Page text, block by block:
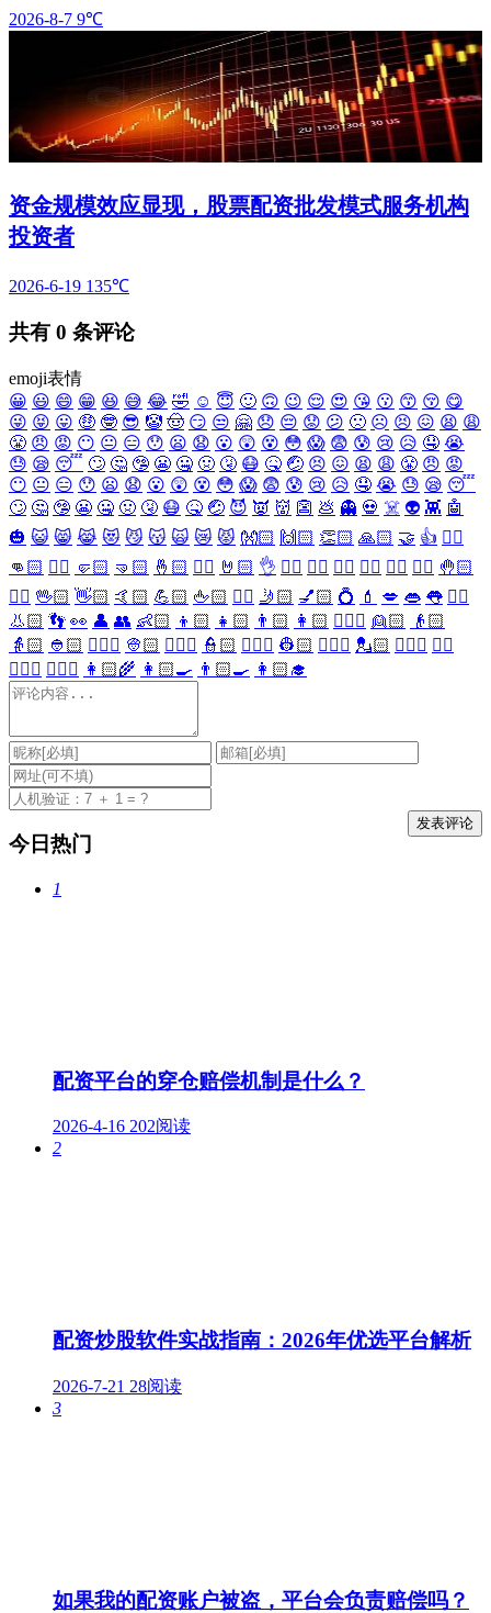
2026-8-7 9℃
资金规模效应显现，股票配资批发模式服务机构
投资者
2026-6-19 135℃
共有 0 条评论
emoji表情
😀 😃 😄 😁 😆 😅 😂 🤣 ☺️ 😇 🙂 🙃 😉 😌 😍 😘 😗 😙 😚 😋
😜 😝 😛 🤑 🤓 😎 🤡 🤠 😏 😒 🤗 😞 😔 😟 😕 🙁 ☹️ 😣 😖 😫 😩
😤 😠 😡 😶 😐 😑 😯 😦 😧 😮 😲 😵 😳 😱 😨 😰 😢 😥 🤤 😭
😓 😪 😴 🙄 🤔 🤥 😬 🤐 🤢 🤧 😷 🤒 🤕 😣 😖 😫 😩 😤 😠 😡
😶 😐 😑 😯 😦 😧 😮 😲 😵 😳 😱 😨 😰 😢 😥 🤤 😭 😓 😪 😴
🙄 🤔 🤥 😬 🤐 🤢 🤧 😷 🤒 🤕 😈 👿 👹 👺 💩 👻 💀 ☠️ 👽 👾 🤖
🎃 😺 😸 😹 😻 😼 😽 🙀 😿 😾 👐🏻 🙌🏻 👏🏻 🙏🏻 🤝 👍 👎🏻
👊🏻 ✊🏻 🤛🏻 🤜🏻 🤞🏻 ✌🏻 🤘🏻 👌 👈🏻 👉🏻 👆🏻 👇🏻 ☝🏻 ✋🏻 🤚🏻
🖐🏻 🖖🏻 👋🏻 🤙🏻 💪🏻 🖕🏻 ✍🏻 🤳🏻 💅🏻 💍 💄 💋 👄 👅 👂🏻
👃🏻 👣 👀 👤 👥 👶🏻 👦🏻 👧🏻 👨🏻 👩🏻 👱🏻‍♀️ 👱🏻
👴🏻
👵🏻 👲🏻 👳🏻‍♀️ 👳🏻 👮🏻‍♀️ 👮🏻 👷🏻‍♀️ 👷🏻 💂🏻‍♀️ 💂🏻 🕵🏻‍♀️ 🕵🏻
👩🏻‍⚕️ 👨🏻‍⚕️ 👩🏻‍🌾 👩🏻‍🍳 👨🏻‍🍳 👩🏻‍🎓
今日热门
1
配资平台的穿仓赔偿机制是什么？
2026-4-16 202阅读
2
配资炒股软件实战指南：2026年优选平台解析
2026-7-21 28阅读
3
如果我的配资账户被盗，平台会负责赔偿吗？